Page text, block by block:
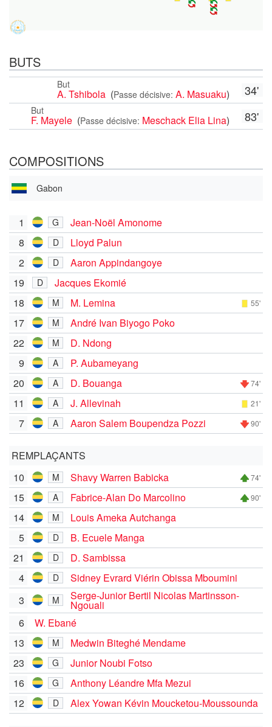
BUTS
34'
But
A. Tshibola (Passe décisive: A. Masuaku)
83'
But
F. Mayele (Passe décisive: Meschack Elia Lina)
COMPOSITIONS
Gabon
1 G
Jean-Noël Amonome
8
D
Lloyd Palun
2
D
Aaron Appindangoye
19
D
Jacques Ekomié
18
M M. Lemina 55'
17 M
André Ivan Biyogo Poko
22
M
D. Ndong
9
A
P. Aubameyang
20
A D. Bouanga 74'
11 A J. Allevinah 21'
7 A Aaron Salem Boupendza Pozzi 90'
REMPLAÇANTS
10
M Shavy Warren Babicka 74'
15 A Fabrice-Alan Do Marcolino 90'
14 M
Louis Ameka Autchanga
5
D
B. Ecuele Manga
21
D
D. Sambissa
4
D
Sidney Evrard Viérin Obissa Mboumini
3
M Serge-Junior Bertil Nicolas Martinsson-
Ngouali
6
W. Ebané
13
M
Medwin Biteghé Mendame
23
G
Junior Noubi Fotso
16
G
Anthony Léandre Mfa Mezui
12
D Alex Yowan Kévin Moucketou-Moussounda